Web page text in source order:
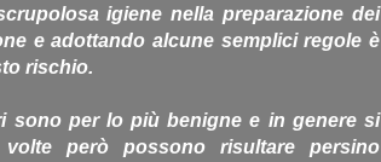
igiene nella preparazione dei
e adottando alcune semplici regole è
rischio.
sono per lo più benigne e in genere si
volte però possono risultare persino